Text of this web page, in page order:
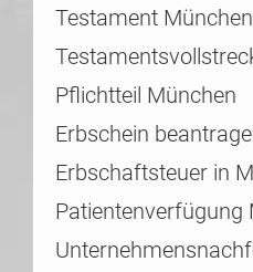
Testament München
Pflichtteil München
Erbschein
Erbschaftsteuer in
Patientenverfügung